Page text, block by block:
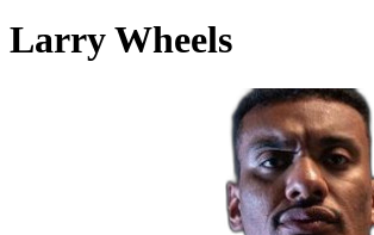
Larry Wheels